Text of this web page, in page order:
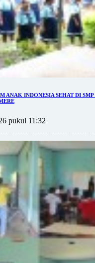
ANAK INDONESIA SEHAT DI
pukul 11:32